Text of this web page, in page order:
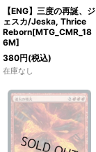
【ENG】三度の再誕、ジ
ェスカ/Jeska, Thrice
Reborn[MTG_CMR_18
6M]
380円(税込)
在庫なし